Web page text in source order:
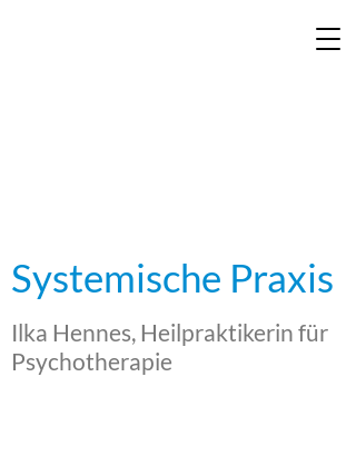
Systemische Praxis
Ilka Hennes, Heilpraktikerin für
Psychotherapie